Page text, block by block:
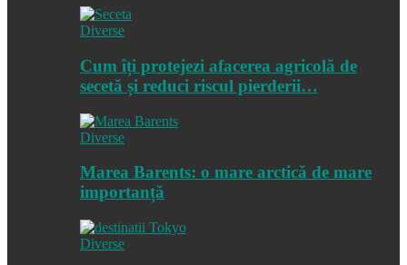
Diverse
Cum îți protejezi afacerea agricolă de
secetă și reduci riscul pierderii…
Diverse
Marea Barents: o mare arctică de mare
importanță
Diverse